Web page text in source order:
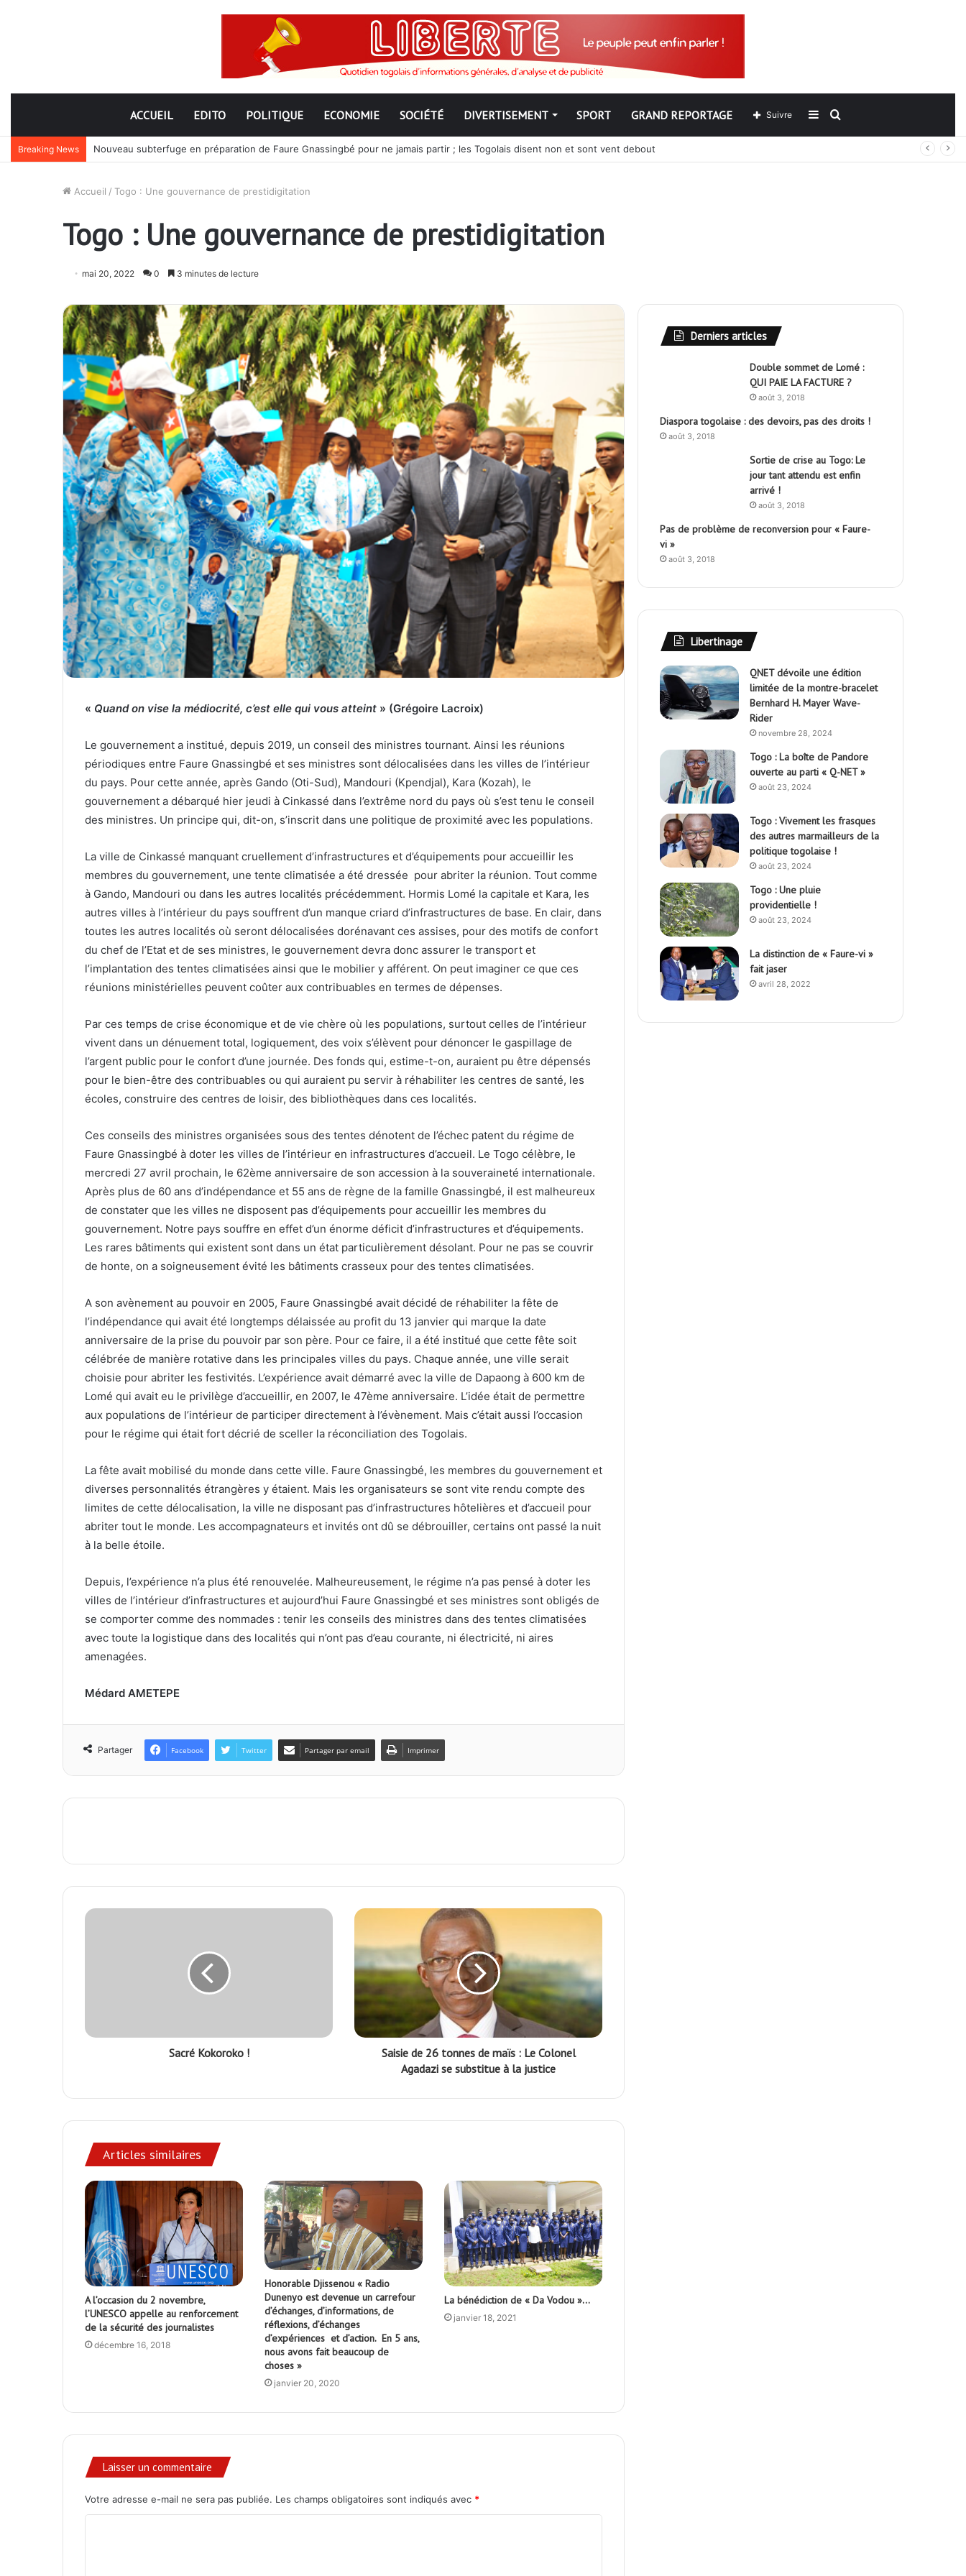
ACCUEIL EDITO POLITIQUE ECONOMIE SOCIÉTÉ DIVERTISEMENT SPORT GRAND REPORTAGE Rechercher
Sidebar
(barre
Suivre
Breaking News Nouveau subterfuge en préparation de Faure Gnassingbé pour ne jamais partir ; les Togolais disent non et sont vent debout
Accueil / Togo : Une gouvernance de prestidigitation
Togo : Une gouvernance de prestidigitation
mai 20, 2022 0 3 minutes de lecture
« Quand on vise la médiocrité, c’est elle qui vous atteint » (Grégoire Lacroix)
Le gouvernement a institué, depuis 2019, un conseil des ministres tournant. Ainsi les réunions
périodiques entre Faure Gnassingbé et ses ministres sont délocalisées dans les villes de l’intérieur
du pays. Pour cette année, après Gando (Oti-Sud), Mandouri (Kpendjal), Kara (Kozah), le
gouvernement a débarqué hier jeudi à Cinkassé dans l’extrême nord du pays où s’est tenu le conseil
des ministres. Un principe qui, dit-on, s’inscrit dans une politique de proximité avec les populations.
La ville de Cinkassé manquant cruellement d’infrastructures et d’équipements pour accueillir les
membres du gouvernement, une tente climatisée a été dressée pour abriter la réunion. Tout comme
à Gando, Mandouri ou dans les autres localités précédemment. Hormis Lomé la capitale et Kara, les
autres villes à l’intérieur du pays souffrent d’un manque criard d’infrastructures de base. En clair, dans
toutes les autres localités où seront délocalisées dorénavant ces assises, pour des motifs de confort
du chef de l’Etat et de ses ministres, le gouvernement devra donc assurer le transport et
l’implantation des tentes climatisées ainsi que le mobilier y afférent. On peut imaginer ce que ces
réunions ministérielles peuvent coûter aux contribuables en termes de dépenses.
Par ces temps de crise économique et de vie chère où les populations, surtout celles de l’intérieur
vivent dans un dénuement total, logiquement, des voix s’élèvent pour dénoncer le gaspillage de
l’argent public pour le confort d’une journée. Des fonds qui, estime-t-on, auraient pu être dépensés
pour le bien-être des contribuables ou qui auraient pu servir à réhabiliter les centres de santé, les
écoles, construire des centres de loisir, des bibliothèques dans ces localités.
Ces conseils des ministres organisées sous des tentes dénotent de l’échec patent du régime de
Faure Gnassingbé à doter les villes de l’intérieur en infrastructures d’accueil. Le Togo célèbre, le
mercredi 27 avril prochain, le 62ème anniversaire de son accession à la souveraineté internationale.
Après plus de 60 ans d’indépendance et 55 ans de règne de la famille Gnassingbé, il est malheureux
de constater que les villes ne disposent pas d’équipements pour accueillir les membres du
gouvernement. Notre pays souffre en effet d’un énorme déficit d’infrastructures et d’équipements.
Les rares bâtiments qui existent sont dans un état particulièrement désolant. Pour ne pas se couvrir
de honte, on a soigneusement évité les bâtiments crasseux pour des tentes climatisées.
A son avènement au pouvoir en 2005, Faure Gnassingbé avait décidé de réhabiliter la fête de
l’indépendance qui avait été longtemps délaissée au profit du 13 janvier qui marque la date
anniversaire de la prise du pouvoir par son père. Pour ce faire, il a été institué que cette fête soit
célébrée de manière rotative dans les principales villes du pays. Chaque année, une ville serait
choisie pour abriter les festivités. L’expérience avait démarré avec la ville de Dapaong à 600 km de
Lomé qui avait eu le privilège d’accueillir, en 2007, le 47ème anniversaire. L’idée était de permettre
aux populations de l’intérieur de participer directement à l’évènement. Mais c’était aussi l’occasion
pour le régime qui était fort décrié de sceller la réconciliation des Togolais.
La fête avait mobilisé du monde dans cette ville. Faure Gnassingbé, les membres du gouvernement et
diverses personnalités étrangères y étaient. Mais les organisateurs se sont vite rendu compte des
limites de cette délocalisation, la ville ne disposant pas d’infrastructures hôtelières et d’accueil pour
abriter tout le monde. Les accompagnateurs et invités ont dû se débrouiller, certains ont passé la nuit
à la belle étoile.
Depuis, l’expérience n’a plus été renouvelée. Malheureusement, le régime n’a pas pensé à doter les
villes de l’intérieur d’infrastructures et aujourd’hui Faure Gnassingbé et ses ministres sont obligés de
se comporter comme des nommades : tenir les conseils des ministres dans des tentes climatisées
avec toute la logistique dans des localités qui n’ont pas d’eau courante, ni électricité, ni aires
amenagées.
Médard AMETEPE
Partager Facebook Twitter Partager par email Imprimer
Sacré Kokoroko !
Saisie de 26 tonnes de maïs : Le Colonel
Agadazi se substitue à la justice
Articles similaires
A l’occasion du 2 novembre,
l’UNESCO appelle au renforcement
de la sécurité des journalistes
décembre 16, 2018
Honorable Djissenou « Radio
Dunenyo est devenue un carrefour
d’échanges, d’informations, de
réflexions, d’échanges
d’expériences et d’action. En 5 ans,
nous avons fait beaucoup de
choses »
janvier 20, 2020
La bénédiction de « Da Vodou »…
janvier 18, 2021
Laisser un commentaire
Votre adresse e-mail ne sera pas publiée. Les champs obligatoires sont indiqués avec *
Derniers articles
Double sommet de Lomé :
QUI PAIE LA FACTURE ?
août 3, 2018
Diaspora togolaise : des devoirs, pas des droits !
août 3, 2018
Sortie de crise au Togo: Le
jour tant attendu est enfin
arrivé !
août 3, 2018
Pas de problème de reconversion pour « Faure-
vi »
août 3, 2018
Libertinage
QNET dévoile une édition
limitée de la montre-bracelet
Bernhard H. Mayer Wave-
Rider
novembre 28, 2024
Togo : La boîte de Pandore
ouverte au parti « Q-NET »
août 23, 2024
Togo : Vivement les frasques
des autres marmailleurs de la
politique togolaise !
août 23, 2024
Togo : Une pluie
providentielle !
août 23, 2024
La distinction de « Faure-vi »
fait jaser
avril 28, 2022